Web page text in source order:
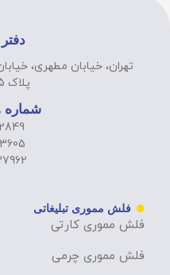
تهران، خیابان مطهری،
پلاک 25، واحد 9
شماره
فلش مموری تبلیغاتی
فلش مموری کارتی
فلش مموری چرمی